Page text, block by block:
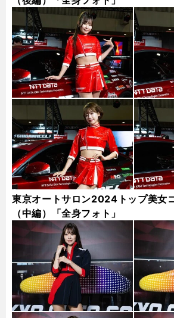
東京オートサロン2024トップ美女
（中編）「全身フォト」